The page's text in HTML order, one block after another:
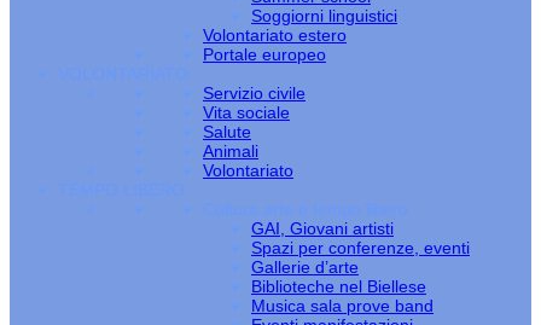
Soggiorni linguistici
Volontariato estero
Portale europeo
VOLONTARIATO
Servizio civile
Vita sociale
Salute
Animali
Volontariato
TEMPO LIBERO
Cultura arte e tempo libero
GAI, Giovani artisti
Spazi per conferenze, eventi
Gallerie d’arte
Biblioteche nel Biellese
Musica sala prove band